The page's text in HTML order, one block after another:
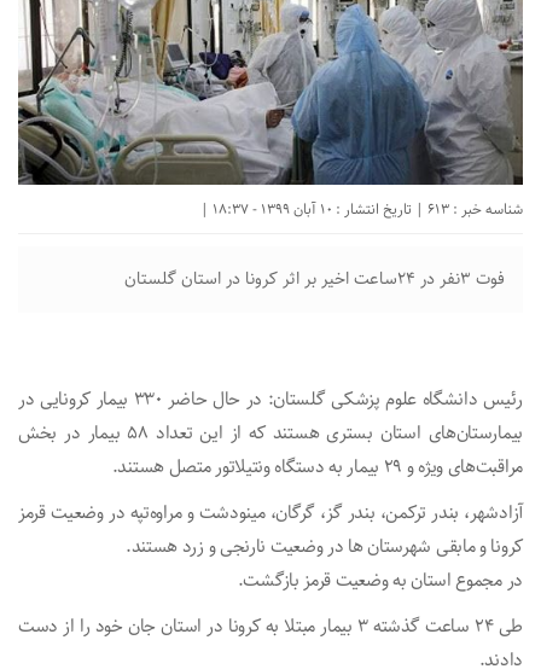
شناسه خبر : 613 | تاریخ انتشار : 10 آبان 1399 - 18:37 |
فوت ۳نفر در ۲۴ساعت اخیر بر اثر کرونا در استان گلستان
رئیس دانشگاه علوم پزشکی گلستان: در حال حاضر ۳۳۰ بیمار کرونایی در
بیمارستان‌های استان بستری هستند که از این تعداد ۵۸ بیمار در بخش
مراقبت‌های ویژه و ۲۹ بیمار به دستگاه ونتیلاتور متصل هستند.
آزادشهر، بندر ترکمن، بندر گز، گرگان، مینودشت و مراوه‌تپه در وضعیت قرمز
کرونا و مابقی شهرستان ها در وضعیت نارنجی و زرد هستند.
در مجموع استان به وضعیت قرمز بازگشت.
طی ۲۴ ساعت گذشته ۳ بیمار مبتلا به کرونا در استان جان خود را از دست
دادند.